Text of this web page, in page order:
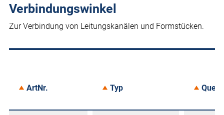
Verbindungswinkel
Zur Verbindung von Leitungskanälen und Formstücken.
ArtNr. Typ